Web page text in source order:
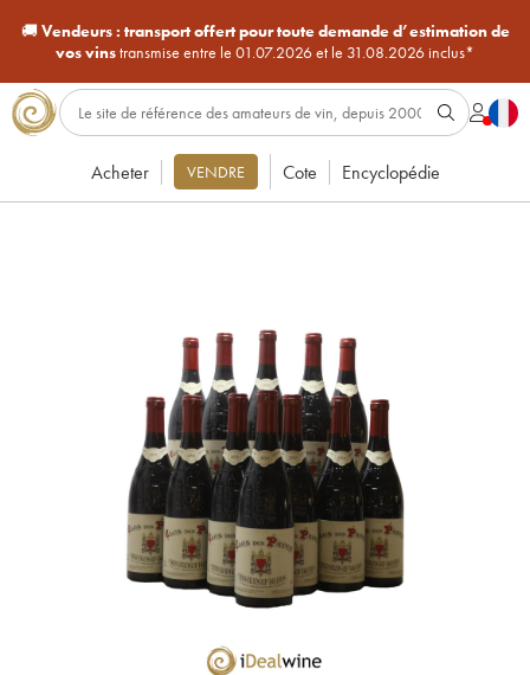
🚚Vendeurs : transport offert pour toute demande d’estimation de
vos vinstransmise entre le 01.07.2026 et le 31.08.2026 inclus*
Acheter VENDRE Cote Encyclopédie